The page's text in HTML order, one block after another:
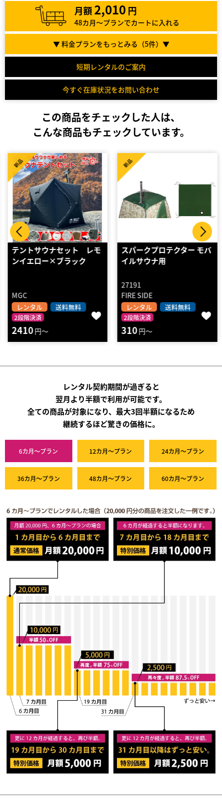
月額 2,010 円
48カ月～プランでカートに入れる
▼ 料金プランをもっとみる（5件）▼
短期レンタルのご案内
今すぐ在庫状況をお問い合わせ
この商品をチェックした人は、
こんな商品もチェックしています。
テントサウナセット レモ
ンイエロー×ブラック
MGC
レンタル 送料無料
2段階決済
新品
2410円～
スパークプロテクター モバ
イルサウナ用
27191
FIRE SIDE
レンタル 送料無料
2段階決済
新品
310円～
レンタル契約期間が過ぎると
翌月より半額で利用が可能です。
全ての商品が対象になり、最大3回半額になるため
継続するほど驚きの価格に。
6カ月～プラン 12カ月～プラン 24カ月～プラン
36カ月～プラン 48カ月～プラン 60カ月～プラン